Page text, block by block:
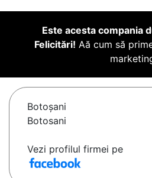
Este acesta compania
Felicitări! Aă cum să
Botoşani
Botosani
Vezi profilul firmei pe